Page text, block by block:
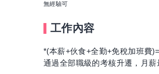
無經驗可
工作內容
*(本薪+伙食+全勤+免稅加班費
通過全部職級的考核升遷，月